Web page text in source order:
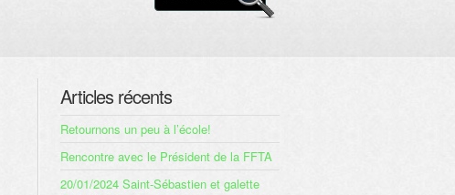
Articles récents
Retournons un peu à l’école!
Rencontre avec le Président de la FFTA
20/01/2024 Saint-Sébastien et galette